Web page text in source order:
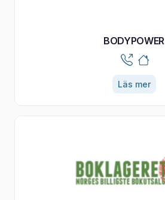
BODYPOWER
Läs mer